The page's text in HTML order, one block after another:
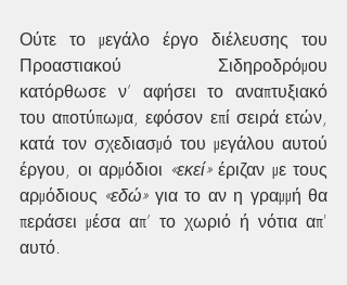
Ούτε το μεγάλο έργο διέλευσης του
Προαστιακού Σιδηροδρόμου
κατόρθωσε ν’ αφήσει το αναπτυξιακό
του αποτύπωμα, εφόσον επί σειρά ετών,
κατά τον σχεδιασμό του μεγάλου αυτού
έργου, οι αρμόδιοι «εκεί» έριζαν με τους
αρμόδιους «εδώ» για το αν η γραμμή θα
περάσει μέσα απ’ το χωριό ή νότια απ'
αυτό.